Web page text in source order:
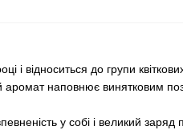
відноситься до групи
аромат наповнює винятковим
у собі і великий заряд